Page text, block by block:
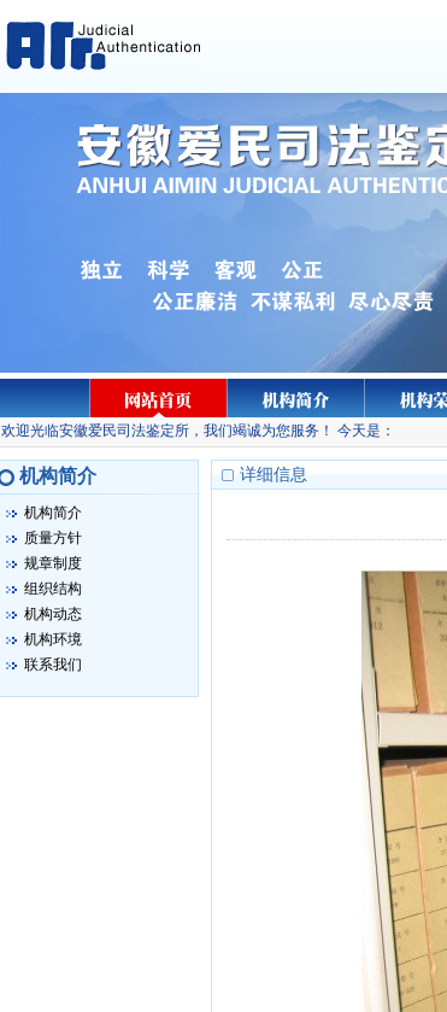
欢迎光临安徽爱民司法鉴定所，我们竭诚为您服务！ 今天是：
机构简介
机构简介
质量方针
规章制度
组织结构
机构动态
机构环境
联系我们
详细信息